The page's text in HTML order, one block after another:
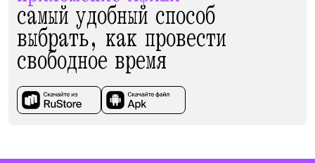
самый удобный способ
выбрать, как провести
свободное время